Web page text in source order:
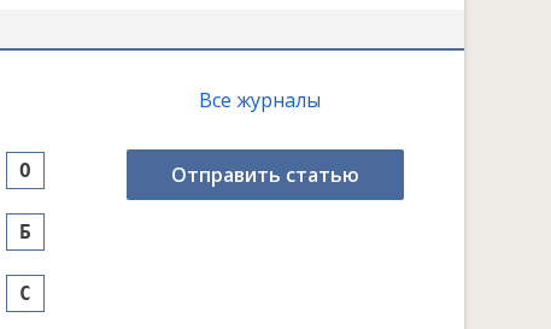
O
Б
С
Все журналы
Отправить статью